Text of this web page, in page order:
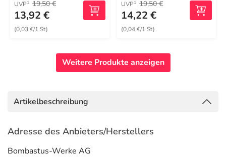
UVP1 19,50 €
13,92 €
(0,03 €/1 St)
UVP1 19,50 €
14,22 €
(0,04 €/1 St)
Weitere Produkte anzeigen
Artikelbeschreibung
Adresse des Anbieters/Herstellers
Bombastus-Werke AG